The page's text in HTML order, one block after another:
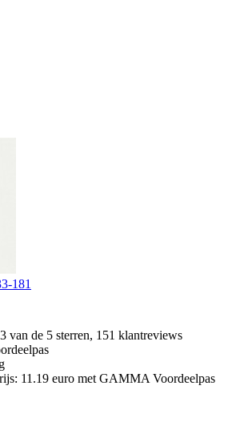
181
van de 5 sterren, 151 klantreviews
11.19 euro met GAMMA Voordeelpas